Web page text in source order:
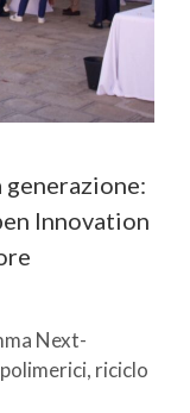
Innovation
Next-
riciclo